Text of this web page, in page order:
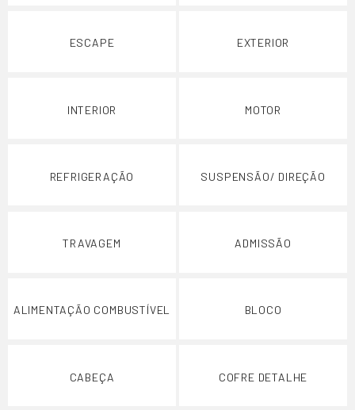
ESCAPE EXTERIOR
INTERIOR MOTOR
REFRIGERAÇÃO SUSPENSÃO/ DIREÇÃO
TRAVAGEM ADMISSÃO
ALIMENTAÇÃO COMBUSTÍVEL BLOCO
CABEÇA COFRE DETALHE